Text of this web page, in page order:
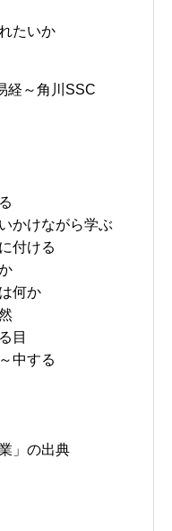
たいか
経～角川SSC
かけながら学ぶ
付ける
何か
目
中する
」の出典